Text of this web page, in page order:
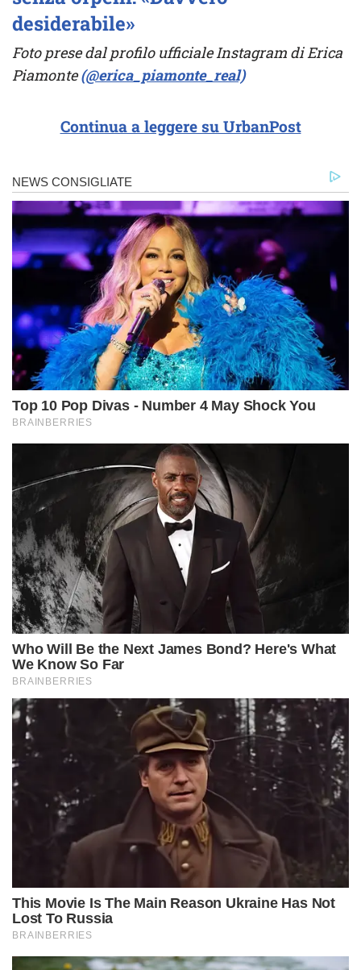
desiderabile»
Foto prese dal profilo ufficiale Instagram di Erica
Piamonte(@erica_piamonte_real)
Continua a leggere su UrbanPost